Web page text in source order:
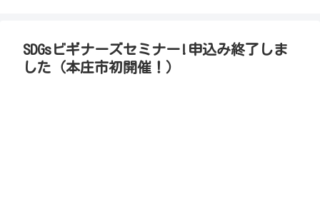
SDGsビギナーズセミナー!申込み終了しま
した（本庄市初開催！）